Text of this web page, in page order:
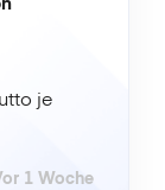
je
1 Woche